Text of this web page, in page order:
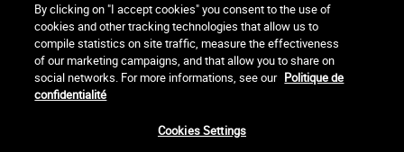
LES ORGANISMES MEMBRES DE L'ASSOCIATION LA CINÉMATHÈQUE
DES CINÉASTES
By clicking on "I accept cookies" you consent to the use of
cookies and other tracking technologies that allow us to
compile statistics on site traffic, measure the effectiveness
of our marketing campaigns, and that allow you to share on
social networks. For more informations, see our Politique de
confidentialité
Cookies Settings